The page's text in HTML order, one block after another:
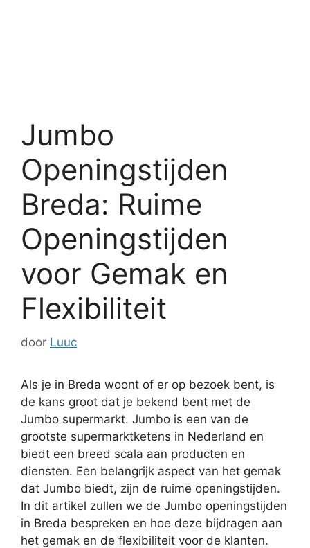
Jumbo
Openingstijden
Breda: Ruime
Openingstijden
voor Gemak en
Flexibiliteit
door Luuc
Als je in Breda woont of er op bezoek bent, is
de kans groot dat je bekend bent met de
Jumbo supermarkt. Jumbo is een van de
grootste supermarktketens in Nederland en
biedt een breed scala aan producten en
diensten. Een belangrijk aspect van het gemak
dat Jumbo biedt, zijn de ruime openingstijden.
In dit artikel zullen we de Jumbo openingstijden
in Breda bespreken en hoe deze bijdragen aan
het gemak en de flexibiliteit voor de klanten.